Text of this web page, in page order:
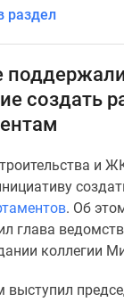
раздел
создать
и
. Об
глава
коллегии
выступил